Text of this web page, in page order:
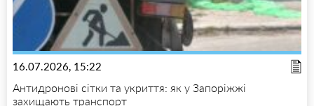
16.07.2026, 15:22
Антидронові сітки та укриття: як у Запоріжжі
захищають транспорт